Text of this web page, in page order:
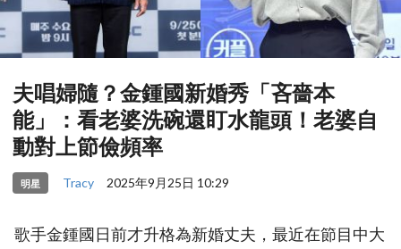
夫唱婦隨？金鍾國新婚秀「吝嗇本
能」：看老婆洗碗還盯水龍頭！老婆自
動對上節儉頻率
明星 Tracy 2025年9月25日 10:29
歌手金鍾國日前才升格為新婚丈夫，最近在節目中大